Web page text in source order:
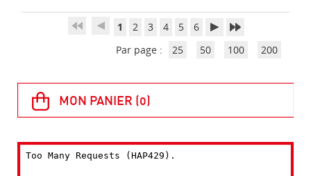
1 2 3 4 5
6
Par page :
25 50 100 200